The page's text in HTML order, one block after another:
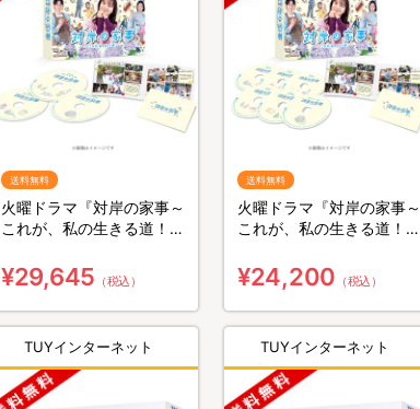
送料無料
火曜ドラマ『対岸の家事～
これが、私の生きる道！
無料・3枚組）
¥29,645 （税込）
送料無料
火曜ドラマ『対岸の家事～
これが、私の生きる道！
料・6枚組）
¥24,200 （税込）
TUYインターネット TUYインターネット